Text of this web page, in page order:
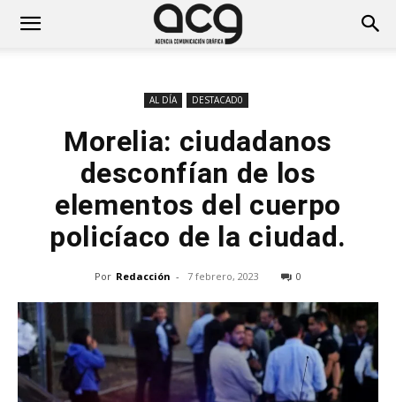
AL DÍA DESTACAD0
Morelia: ciudadanos
desconfían de los
elementos del cuerpo
policíaco de la ciudad.
Por Redacción - 7 febrero, 2023 0